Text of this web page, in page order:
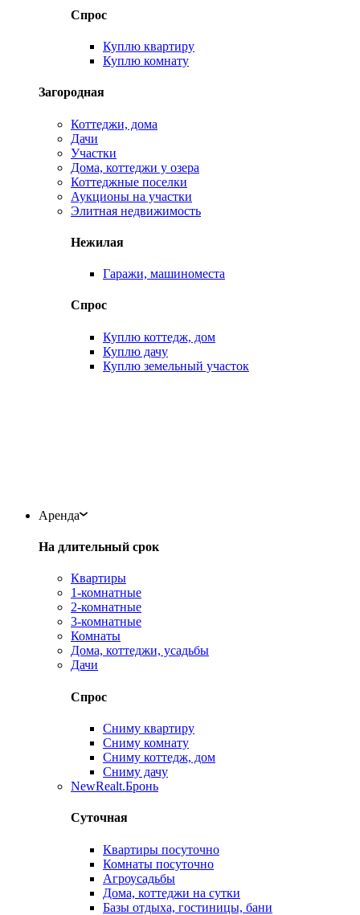
Спрос
Куплю квартиру
Куплю комнату
Загородная
Коттеджи, дома
Дачи
Участки
Дома, коттеджи у озера
Коттеджные поселки
Аукционы на участки
Элитная недвижимость
Нежилая
Гаражи, машиноместа
Спрос
Куплю коттедж, дом
Куплю дачу
Куплю земельный участок
Аренда
На длительный срок
Квартиры
1-комнатные
2-комнатные
3-комнатные
Комнаты
Дома, коттеджи, усадьбы
Дачи
Спрос
Сниму квартиру
Сниму комнату
Сниму коттедж, дом
Сниму дачу
NewRealt.Бронь
Суточная
Квартиры посуточно
Комнаты посуточно
Агроусадьбы
Дома, коттеджи на сутки
Базы отдыха, гостиницы, бани